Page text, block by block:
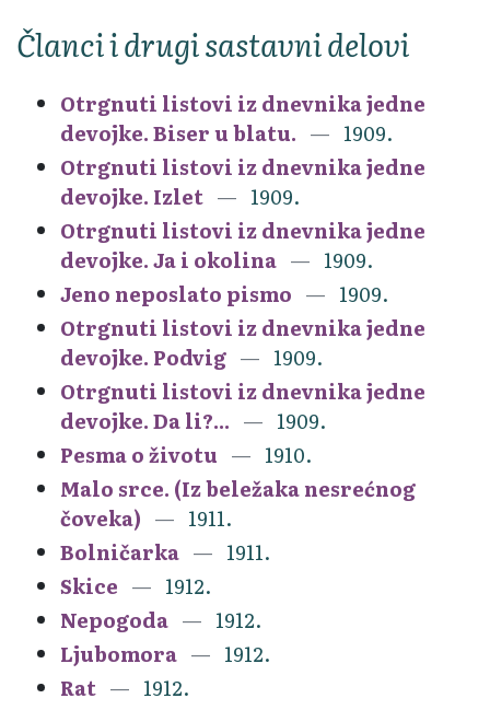
Članci i drugi sastavni delovi
Otrgnuti listovi iz dnevnika jedne
devojke. Biser u blatu.
1909.
Otrgnuti listovi iz dnevnika jedne
devojke. Izlet
1909.
Otrgnuti listovi iz dnevnika jedne
devojke. Ja i okolina
1909.
Jeno neposlato pismo
1909.
Otrgnuti listovi iz dnevnika jedne
devojke. Podvig
1909.
Otrgnuti listovi iz dnevnika jedne
devojke. Da li?...
1909.
Pesma o životu
1910.
Malo srce. (Iz beležaka nesrećnog
čoveka)
1911.
Bolničarka
1911.
Skice
1912.
Nepogoda
1912.
Ljubomora
1912.
Rat
1912.